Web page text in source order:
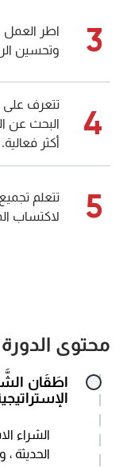
3
اطر العمل
وتحسين
4
تتعرف على
البحث عن
أكثر فعالية.
5
تتعلم
لاكتساب
محتوى الدورة
اطَقَان
الشراء
الحديثة